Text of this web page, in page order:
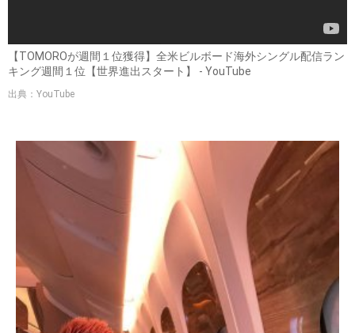
【TOMOROが週間１位獲得】全米ビルボード海外シングル配信ラン
キング週間１位【世界進出スタート】 - YouTube
出典：YouTube